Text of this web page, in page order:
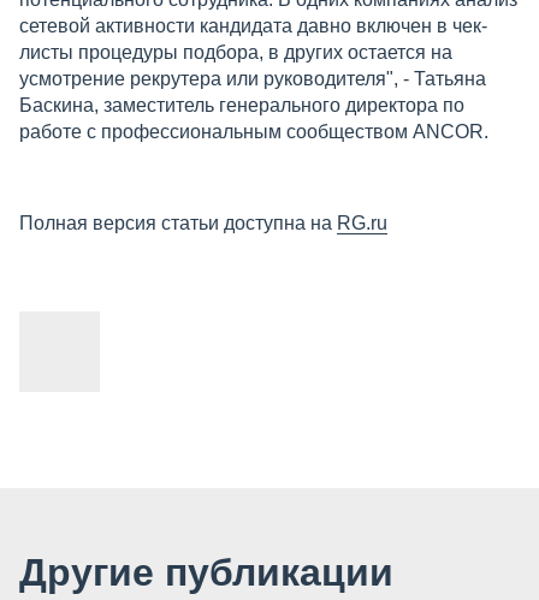
сетевой активности кандидата давно включен в чек-
листы процедуры подбора, в других остается на
усмотрение рекрутера или руководителя", - Татьяна
Баскина, заместитель генерального директора по
работе с профессиональным сообществом ANCOR.
Полная версия статьи доступна на RG.ru
Другие публикации